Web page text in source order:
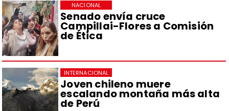
Senado envía cruce
Campillai-Flores a Comisión
de Ética
NACIONAL
Joven chileno muere
escalando montaña más alta
de Perú
INTERNACIONAL